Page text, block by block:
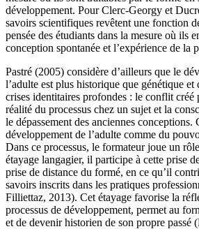
développement. Pour Clerc-Georgy et
savoirs scientifiques revêtent une fonction
pensée des étudiants dans la mesure où ils
conception spontanée et l’expérience de la
Pastré (2005) considère d’ailleurs que le
l’adulte est plus historique que génétique et
crises identitaires profondes : le conflit créé
réalité du processus chez un sujet et la
le dépassement des anciennes conceptions.
développement de l’adulte comme du
Dans ce processus, le formateur joue un
étayage langagier, il participe à cette prise
prise de distance du formé, en ce qu’il
savoirs inscrits dans les pratiques
Filliettaz, 2013). Cet étayage favorise la
processus de développement, permet au
et de devenir historien de son propre passé